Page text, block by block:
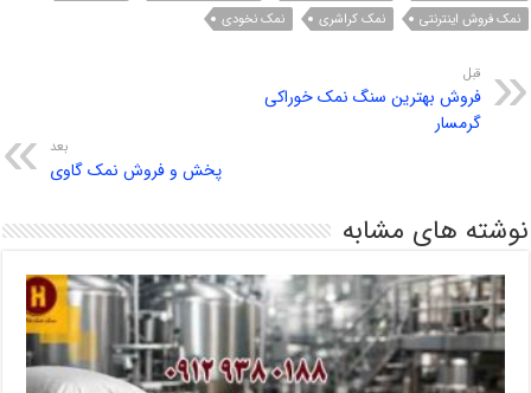
نمک فروش اینترنتی نمک کراشری نمک نخودی
قبل
فروش بهترین سنگ نمک خوراکی
گرمسار
بعد
پخش و فروش نمک گاوی
نوشته های مشابه